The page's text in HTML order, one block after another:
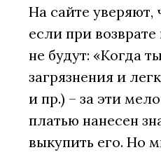
На сайте уверяют,
если при
не будут: «Когда
загрязнения и
и пр.) – за эти
платью нанесен
выкупить его. Но